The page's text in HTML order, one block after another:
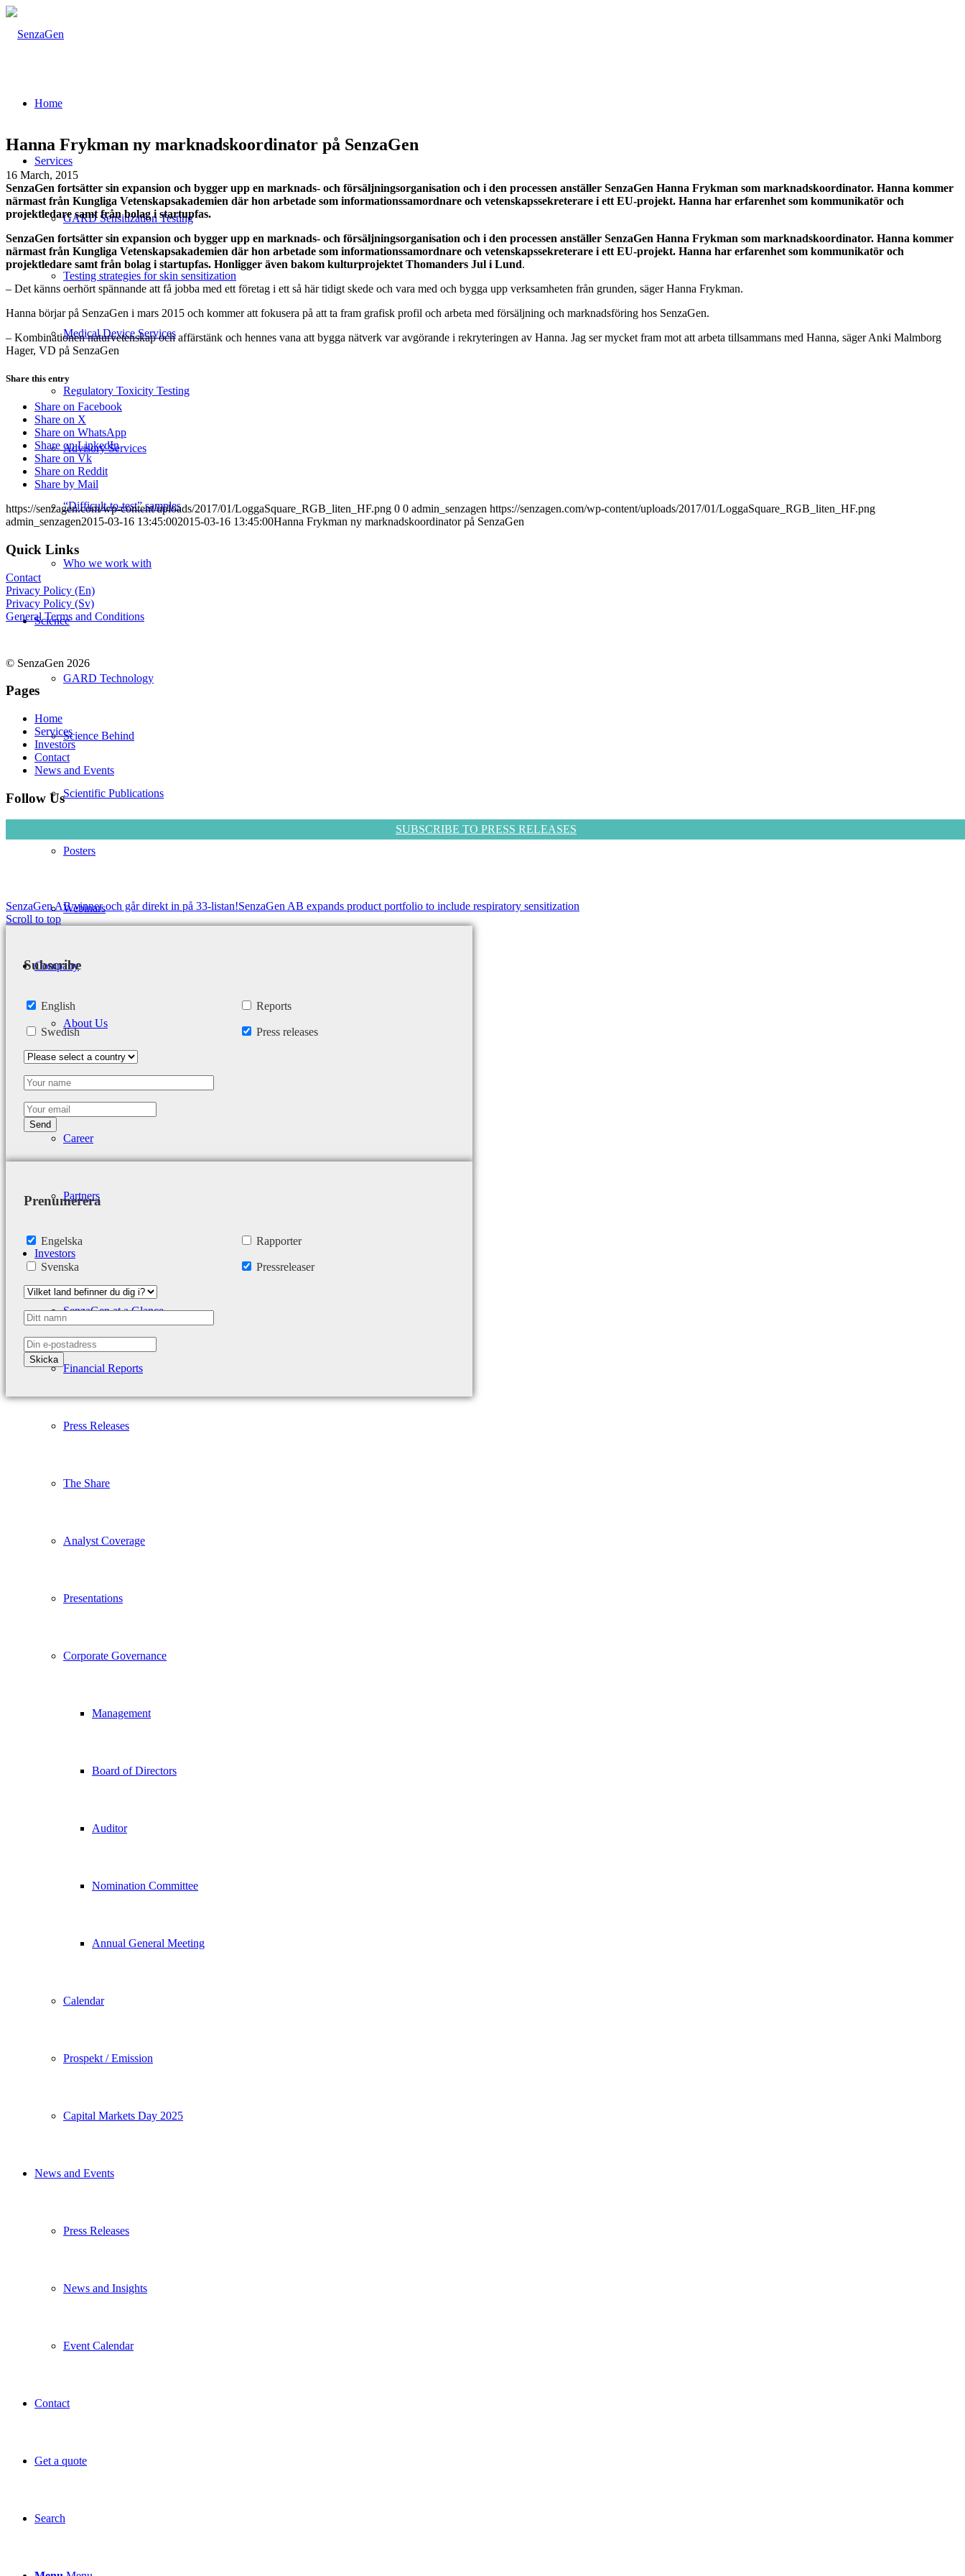
Home
Services
GARD Sensitization Testing
Testing strategies for skin sensitization
Medical Device Services
Regulatory Toxicity Testing
Advisory Services
“Difficult-to-test” samples
Who we work with
Science
GARD Technology
Science Behind
Scientific Publications
Posters
Webinars
Company
About Us
Sustainability
Career
Partners
Investors
SenzaGen at a Glance
Financial Reports
Press Releases
The Share
Analyst Coverage
Presentations
Corporate Governance
Management
Board of Directors
Auditor
Nomination Committee
Annual General Meeting
Calendar
Prospekt / Emission
Capital Markets Day 2025
News and Events
Press Releases
News and Insights
Event Calendar
Contact
Get a quote
Search
Hanna Frykman ny marknadskoordinator på SenzaGen
16 March, 2015
SenzaGen fortsätter sin expansion och bygger upp en marknads- och försäljningsorganisation och i den processen anställer SenzaGen Hanna Frykman som marknadskoordinator. Hanna kommer
närmast från Kungliga Vetenskapsakademien där hon arbetade som informationssamordnare och vetenskapssekreterare i ett EU-projekt. Hanna har erfarenhet som kommunikatör och
projektledare samt från bolag i startupfas.
SenzaGen fortsätter sin expansion och bygger upp en marknads- och försäljningsorganisation och i den processen anställer SenzaGen Hanna Frykman som marknadskoordinator. Hanna kommer
närmast från Kungliga Vetenskapsakademien där hon arbetade som informationssamordnare och vetenskapssekreterare i ett EU-projekt. Hanna har erfarenhet som kommunikatör och
projektledare samt från bolag i startupfas. Honligger även bakom kulturprojektet Thomanders Jul i Lund.
– Det känns oerhört spännande att få jobba med ett företag i ett så här tidigt skede och vara med och bygga upp verksamheten från grunden, säger Hanna Frykman.
Hanna börjar på SenzaGen i mars 2015 och kommer att fokusera på att ta fram grafisk profil och arbeta med försäljning och marknadsföring hos SenzaGen.
– Kombinationen naturvetenskap och affärstänk och hennes vana att bygga nätverk var avgörande i rekryteringen av Hanna. Jag ser mycket fram mot att arbeta tillsammans med Hanna, säger Anki Malmborg
Hager, VD på SenzaGen
Share this entry
Share on Facebook
Share on X
Share on WhatsApp
Share on LinkedIn
Share on Vk
Share on Reddit
Share by Mail
https://senzagen.com/wp-content/uploads/2017/01/LoggaSquare_RGB_liten_HF.png 0 0 admin_senzagen https://senzagen.com/wp-content/uploads/2017/01/LoggaSquare_RGB_liten_HF.png
admin_senzagen2015-03-16 13:45:002015-03-16 13:45:00Hanna Frykman ny marknadskoordinator på SenzaGen
Quick Links
Contact
Privacy Policy (En)
Privacy Policy (Sv)
General Terms and Conditions
© SenzaGen 2026
Pages
Home
Services
Investors
Contact
News and Events
Follow Us
SUBSCRIBE TO PRESS RELEASES
SenzaGen AB vinner och går direkt in på 33-listan!SenzaGen AB expands product portfolio to include respiratory sensitization
Scroll to top
Subscribe
English
Swedish
Reports
Press releases
Prenumerera
Engelska
Svenska
Rapporter
Pressreleaser